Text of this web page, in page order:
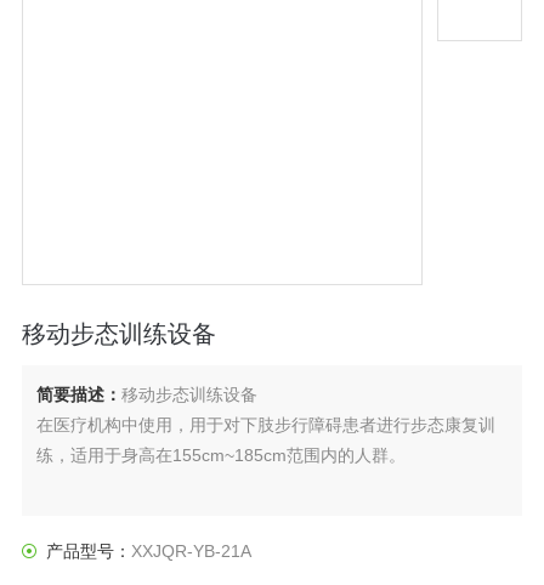
移动步态训练设备
简要描述： 移动步态训练设备
在医疗机构中使用，用于对下肢步行障碍患者进行步态康复训
练，适用于身高在155cm~185cm范围内的人群。
产品型号： XXJQR-YB-21A